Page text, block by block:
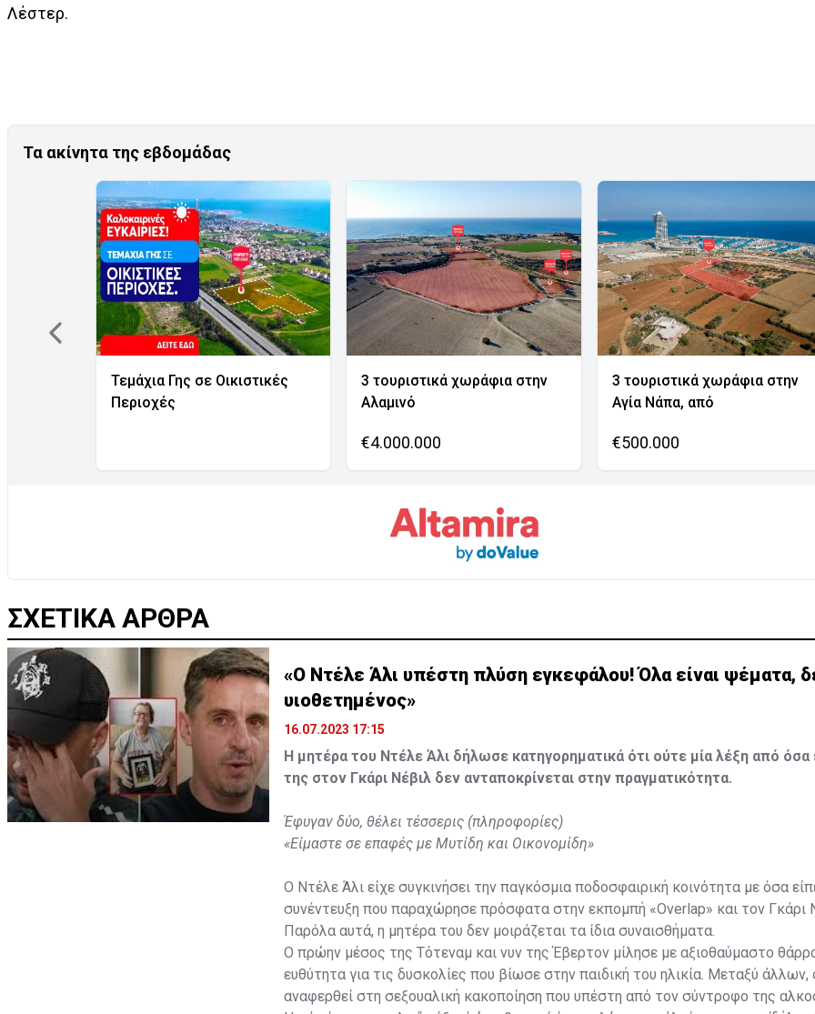
Λέστερ.
Τα ακίνητα της εβδομάδας
Τεμάχια Γης σε Οικιστικές
Περιοχές
3 τουριστικά χωράφια στην
Αλαμινό
€4.000.000
3 τουριστικά χωράφια στην
Αγία Νάπα, από
€500.000
ΣΧΕΤΙΚΑ ΑΡΘΡΑ
«Ο Ντέλε Άλι υπέστη πλύση εγκεφάλου! Όλα είναι ψέματα,
υιοθετημένος»
16.07.2023 17:15
Η μητέρα του Ντέλε Άλι δήλωσε κατηγορηματικά ότι ούτε μία λέξη από όσα
της στον Γκάρι Νέβιλ δεν ανταποκρίνεται στην πραγματικότητα.
Έφυγαν δύο, θέλει τέσσερις (πληροφορίες)
«Είμαστε σε επαφές με Μυτίδη και Οικονομίδη»
Ο Ντέλε Άλι είχε συγκινήσει την παγκόσμια ποδοσφαιρική κοινότητα με όσα
συνέντευξη που παραχώρησε πρόσφατα στην εκπομπή «Overlap» και τον Γκάρι
Παρόλα αυτά, η μητέρα του δεν μοιράζεται τα ίδια συναισθήματα.
Ο πρώην μέσος της Τότεναμ και νυν της Έβερτον μίλησε με αξιοθαύμαστο
ευθύτητα για τις δυσκολίες που βίωσε στην παιδική του ηλικία. Μεταξύ άλλων,
αναφερθεί στη σεξουαλική κακοποίηση που υπέστη από τον σύντροφο της